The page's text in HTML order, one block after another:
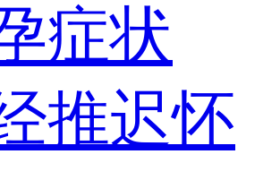
症状
推迟怀